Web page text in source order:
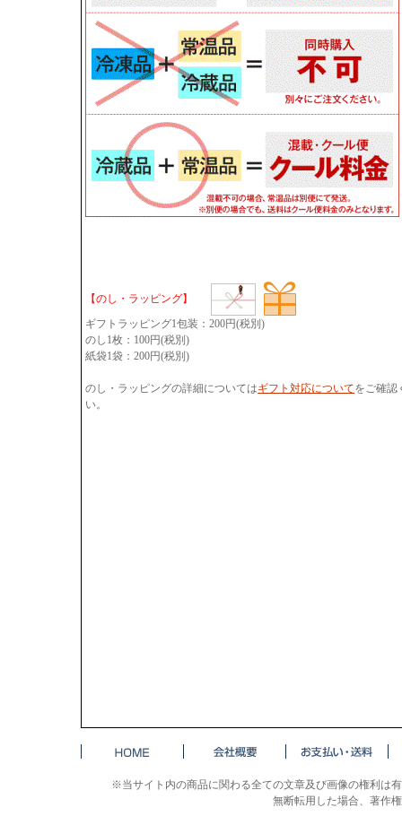
【のし・ラッピング】
ギフトラッピング1包装：200円(税別)
のし1枚：100円(税別)
紙袋1袋：200円(税別)
のし・ラッピングの詳細についてはギフト対応についてをご確認
い。
※当サイト内の商品に関わる全ての文章及び画像の権利は
無断転用した場合、著作